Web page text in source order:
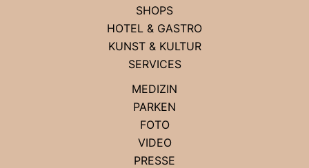
SHOPS
HOTEL & GASTRO
KUNST & KULTUR
SERVICES
MEDIZIN
PARKEN
FOTO
VIDEO
PRESSE